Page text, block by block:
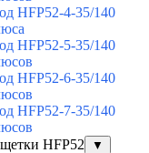
HFP52-4-35/140
HFP52-5-35/140
HFP52-6-35/140
HFP52-7-35/140
HFP52
▼